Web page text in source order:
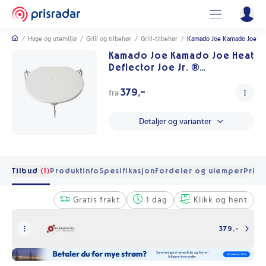
/ Hage og utemiljø / Grill og tilbehør / Grill-tilbehør / Kamado Joe Kamado Joe
Kamado Joe Kamado Joe Heat
Deflector Joe Jr. ®
fra 379,-
Detaljer og varianter
Tilbud (1)Produktinfo SpesifikasjonFordeler og ulemperPris
Gratis frakt 1 dag Klikk og hent
379,-